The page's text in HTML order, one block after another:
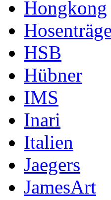
Hongkong
HSB
Hübner
IMS
Inari
Italien
Jaegers
JamesArt